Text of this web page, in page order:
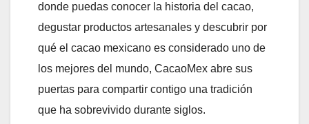
donde puedas conocer la historia del cacao,
degustar productos artesanales y descubrir por
qué el cacao mexicano es considerado uno de
los mejores del mundo, CacaoMex abre sus
puertas para compartir contigo una tradición
que ha sobrevivido durante siglos.